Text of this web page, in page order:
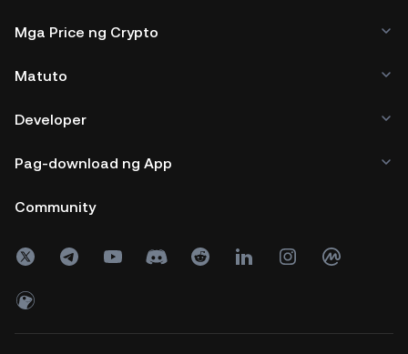
Mga Price ng Crypto
Matuto
Developer
Pag-download ng App
Community